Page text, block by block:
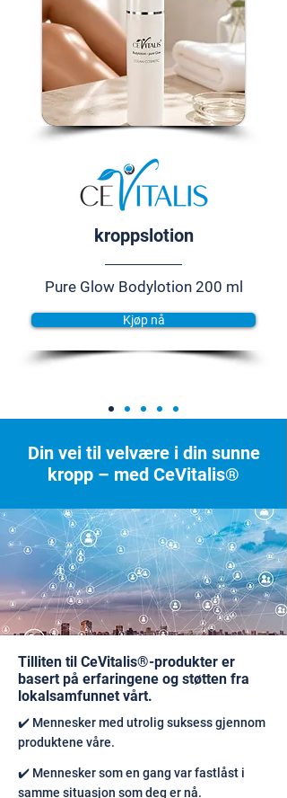
kroppslotion
Pure Glow Bodylotion 200 ml
Kjøp nå
Din vei til velvære i din sunne
kropp – med CeVitalis®
Tilliten til CeVitalis®-produkter er
basert på erfaringene og støtten fra
lokalsamfunnet vårt.
✔️ Mennesker med utrolig suksess gjennom
produktene våre.
✔️ Mennesker som en gang var fastlåst i
samme situasjon som deg er nå.